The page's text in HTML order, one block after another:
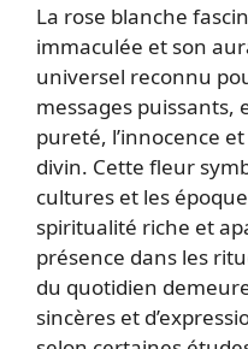
La rose blanche
immaculée et son
universel reconnu
messages puissants,
pureté, l’innocence
divin. Cette fleur
cultures et les
spiritualité riche et
présence dans les
du quotidien
sincères et